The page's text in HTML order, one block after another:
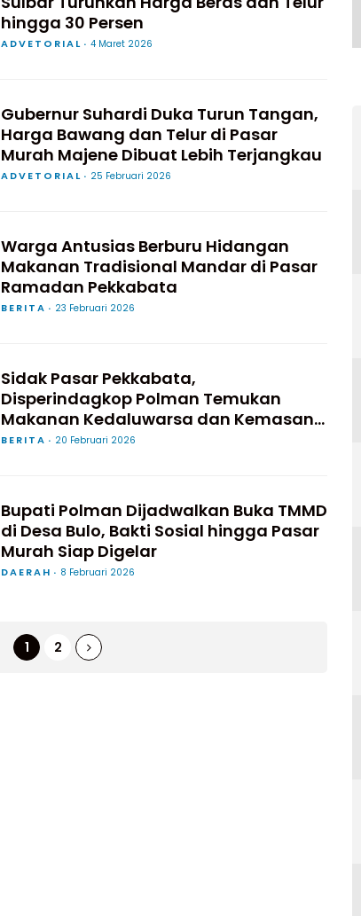
hingga 30 Persen
ADVETORIAL 4 Maret 2026
Gubernur Suhardi Duka Turun Tangan,
Harga Bawang dan Telur di Pasar
Murah Majene Dibuat Lebih Terjangkau
ADVETORIAL 25 Februari 2026
Warga Antusias Berburu Hidangan
Makanan Tradisional Mandar di Pasar
Ramadan Pekkabata
BERITA 23 Februari 2026
Sidak Pasar Pekkabata,
Disperindagkop Polman Temukan
Makanan Kedaluwarsa dan Kemasan
Rusak
BERITA 20 Februari 2026
Bupati Polman Dijadwalkan Buka TMMD
di Desa Bulo, Bakti Sosial hingga Pasar
Murah Siap Digelar
DAERAH 8 Februari 2026
1 2